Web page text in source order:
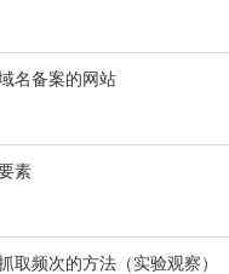
名备案的网站
素
取频次的方法（实验观察）